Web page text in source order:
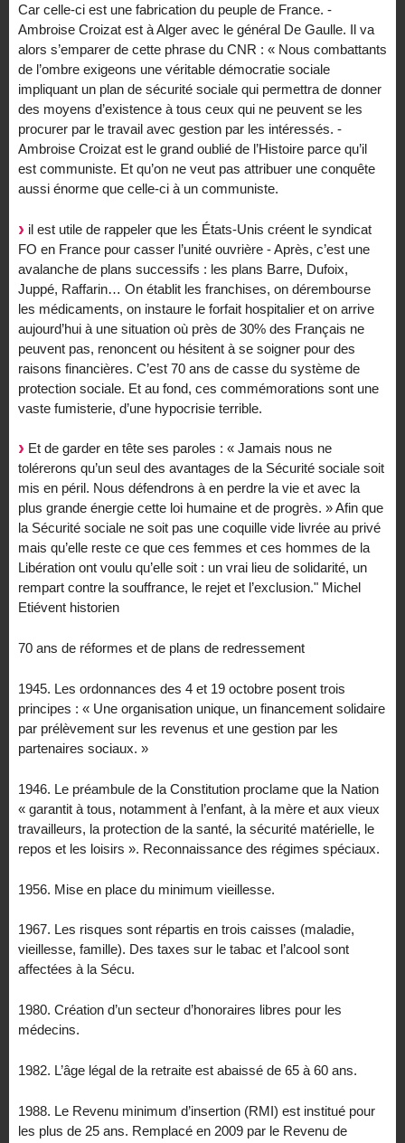
Car celle-ci est une fabrication du peuple de France. -
Ambroise Croizat est à Alger avec le général De Gaulle. Il va
alors s’emparer de cette phrase du CNR : « Nous combattants
de l’ombre exigeons une véritable démocratie sociale
impliquant un plan de sécurité sociale qui permettra de donner
des moyens d’existence à tous ceux qui ne peuvent se les
procurer par le travail avec gestion par les intéressés. -
Ambroise Croizat est le grand oublié de l’Histoire parce qu’il
est communiste. Et qu’on ne veut pas attribuer une conquête
aussi énorme que celle-ci à un communiste.
il est utile de rappeler que les États-Unis créent le syndicat
FO en France pour casser l’unité ouvrière - Après, c’est une
avalanche de plans successifs : les plans Barre, Dufoix,
Juppé, Raffarin… On établit les franchises, on dérembourse
les médicaments, on instaure le forfait hospitalier et on arrive
aujourd’hui à une situation où près de 30% des Français ne
peuvent pas, renoncent ou hésitent à se soigner pour des
raisons financières. C’est 70 ans de casse du système de
protection sociale. Et au fond, ces commémorations sont une
vaste fumisterie, d’une hypocrisie terrible.
Et de garder en tête ses paroles : « Jamais nous ne
tolérerons qu’un seul des avantages de la Sécurité sociale soit
mis en péril. Nous défendrons à en perdre la vie et avec la
plus grande énergie cette loi humaine et de progrès. » Afin que
la Sécurité sociale ne soit pas une coquille vide livrée au privé
mais qu’elle reste ce que ces femmes et ces hommes de la
Libération ont voulu qu’elle soit : un vrai lieu de solidarité, un
rempart contre la souffrance, le rejet et l’exclusion." Michel
Etiévent historien
70 ans de réformes et de plans de redressement
1945. Les ordonnances des 4 et 19 octobre posent trois
principes : « Une organisation unique, un financement solidaire
par prélèvement sur les revenus et une gestion par les
partenaires sociaux. »
1946. Le préambule de la Constitution proclame que la Nation
« garantit à tous, notamment à l’enfant, à la mère et aux vieux
travailleurs, la protection de la santé, la sécurité matérielle, le
repos et les loisirs ». Reconnaissance des régimes spéciaux.
1956. Mise en place du minimum vieillesse.
1967. Les risques sont répartis en trois caisses (maladie,
vieillesse, famille). Des taxes sur le tabac et l’alcool sont
affectées à la Sécu.
1980. Création d’un secteur d’honoraires libres pour les
médecins.
1982. L’âge légal de la retraite est abaissé de 65 à 60 ans.
1988. Le Revenu minimum d’insertion (RMI) est institué pour
les plus de 25 ans. Remplacé en 2009 par le Revenu de